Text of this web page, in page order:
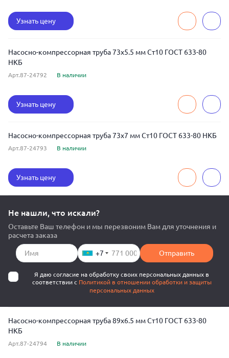
Узнать цену
Насосно-компрессорная труба 73x5.5 мм Ст10 ГОСТ 633-80
НКБ
Арт.87-24792 В наличии
Узнать цену
Насосно-компрессорная труба 73x7 мм Ст10 ГОСТ 633-80 НКБ
Арт.87-24793 В наличии
Узнать цену
Не нашли, что искали?
Оставьте Ваш телефон и мы перезвоним Вам для уточнения и
расчета заказа
+7 Отправить
Я даю согласие на обработку своих персональных данных в
соответствии с Политикой в отношении обработки и защиты
персональных данных
Насосно-компрессорная труба 89x6.5 мм Ст10 ГОСТ 633-80
НКБ
Арт.87-24794 В наличии